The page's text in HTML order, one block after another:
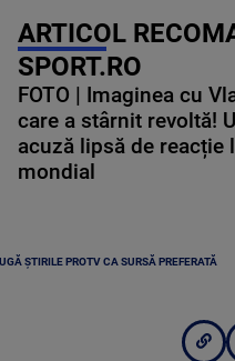
ARTICOL
SPORT.RO
FOTO | Imaginea cu
care a stârnit revoltă!
acuză lipsă de reacție
mondial
ȘTIRILE PROTV CA SURSĂ PREFERATĂ